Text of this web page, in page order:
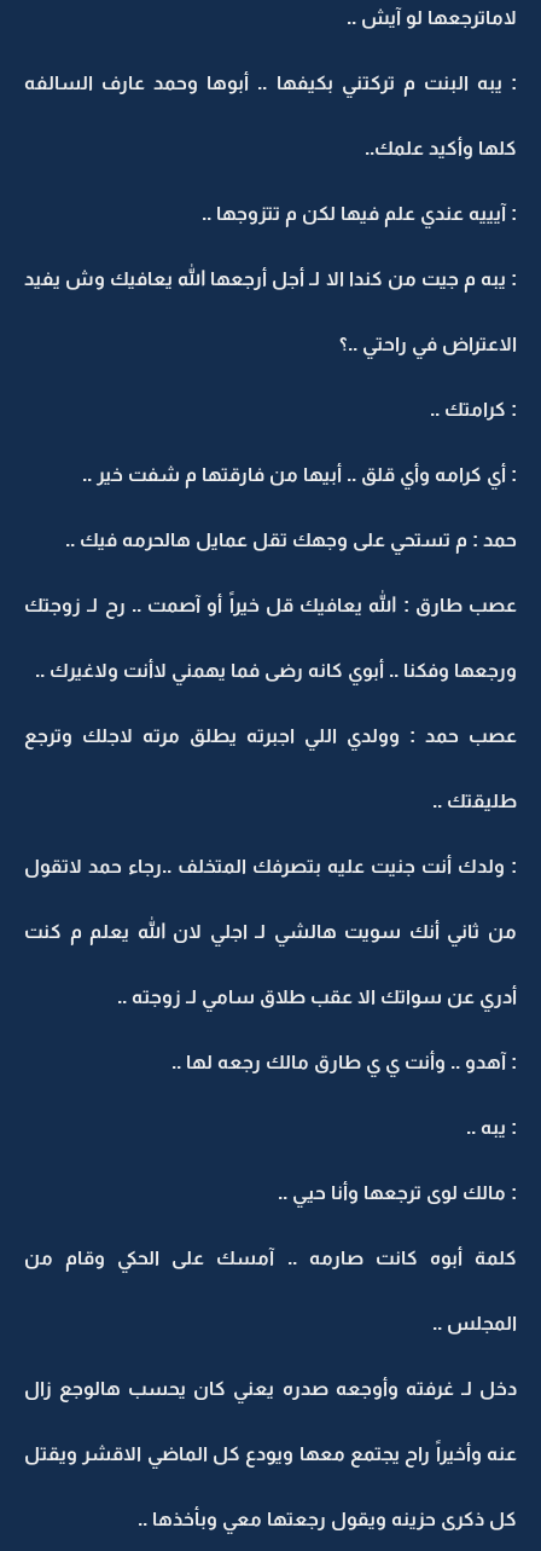
لاماترجعها لو آيش ..
: يبه البنت م تركتني بكيفها .. أبوها وحمد عارف السالفه
كلها وأكيد علمك..
: آيييه عندي علم فيها لكن م تتزوجها ..
: يبه م جيت من كندا الا لـ أجل أرجعها الله يعافيك وش يفيد
الاعتراض في راحتي ..؟
: كرامتك ..
: أي كرامه وأي قلق .. أبيها من فارقتها م شفت خير ..
حمد : م تستحي على وجهك تقل عمايل هالحرمه فيك ..
عصب طارق : الله يعافيك قل خيراً أو آصمت .. رح لـ زوجتك
ورجعها وفكنا .. أبوي كانه رضى فما يهمني لاأنت ولاغيرك ..
عصب حمد : وولدي اللي اجبرته يطلق مرته لاجلك وترجع
طليقتك ..
: ولدك أنت جنيت عليه بتصرفك المتخلف ..رجاء حمد لاتقول
من ثاني أنك سويت هالشي لـ اجلي لان الله يعلم م كنت
أدري عن سواتك الا عقب طلاق سامي لـ زوجته ..
: آهدو .. وأنت ي ي طارق مالك رجعه لها ..
: يبه ..
: مالك لوى ترجعها وأنا حيي ..
كلمة أبوه كانت صارمه .. آمسك على الحكي وقام من
المجلس ..
دخل لـ غرفته وأوجعه صدره يعني كان يحسب هالوجع زال
عنه وأخيراً راح يجتمع معها ويودع كل الماضي الاقشر ويقتل
كل ذكرى حزينه ويقول رجعتها معي وبأخذها ..